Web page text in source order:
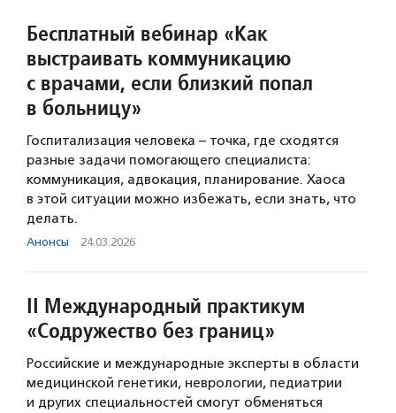
Бесплатный вебинар «Как
выстраивать коммуникацию
с врачами, если близкий попал
в больницу»
Госпитализация человека – точка, где сходятся
разные задачи помогающего специалиста:
коммуникация, адвокация, планирование. Хаоса
в этой ситуации можно избежать, если знать, что
делать.
Анонсы · 24.03.2026
II Международный практикум
«Содружество без границ»
Российские и международные эксперты в области
медицинской генетики, неврологии, педиатрии
и других специальностей смогут обменяться